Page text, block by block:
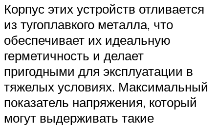
Корпус этих устройств отливается
из тугоплавкого металла, что
обеспечивает их идеальную
герметичность и делает
пригодными для эксплуатации в
тяжелых условиях. Максимальный
показатель напряжения, который
могут выдерживать такие